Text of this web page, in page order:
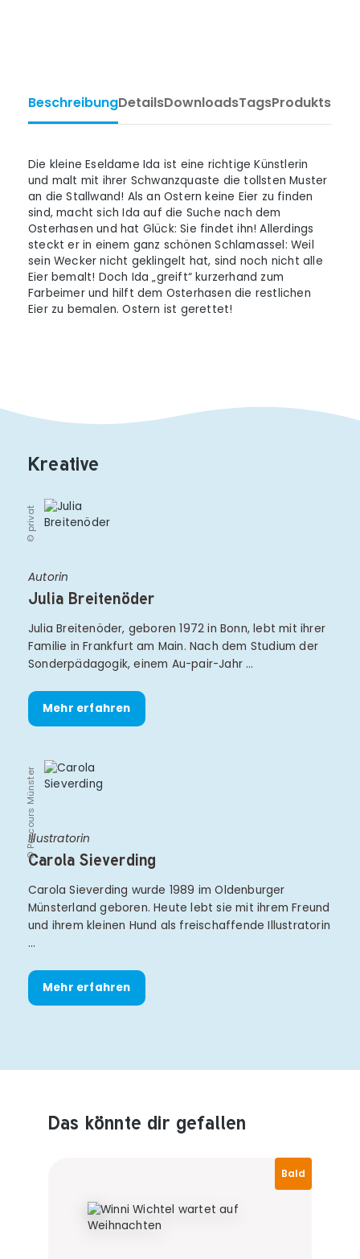
BeschreibungDetailsDownloadsTags
Die kleine Eseldame Ida ist eine richtige Künstlerin
und malt mit ihrer Schwanzquaste die tollsten Muster
an die Stallwand! Als an Ostern keine Eier zu finden
sind, macht sich Ida auf die Suche nach dem
Osterhasen und hat Glück: Sie findet ihn! Allerdings
steckt er in einem ganz schönen Schlamassel: Weil
sein Wecker nicht geklingelt hat, sind noch nicht alle
Eier bemalt! Doch Ida „greift“ kurzerhand zum
Farbeimer und hilft dem Osterhasen die restlichen
Eier zu bemalen. Ostern ist gerettet!
Kreative
© privat
Autorin
Julia Breitenöder
Julia Breitenöder, geboren 1972 in Bonn, lebt mit ihrer
Familie in Frankfurt am Main. Nach dem Studium der
Sonderpädagogik, einem Au-pair-Jahr …
Mehr erfahren
© Parcours Münster
Illustratorin
Carola Sieverding
Carola Sieverding wurde 1989 im Oldenburger
Münsterland geboren. Heute lebt sie mit ihrem Freund
und ihrem kleinen Hund als freischaffende Illustratorin
…
Mehr erfahren
Produktempfehlungen überspringen
Das könnte dir gefallen
Bald